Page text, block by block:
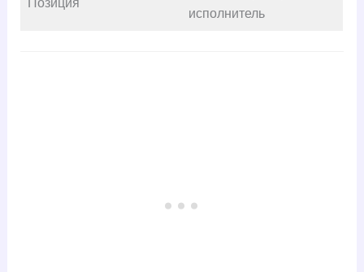
исполнитель